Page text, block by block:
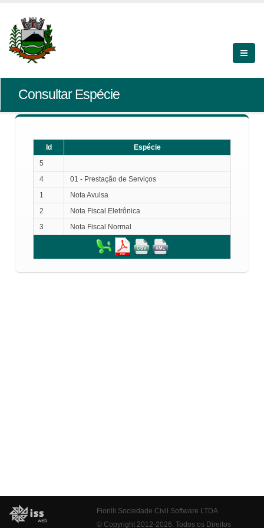
Consultar Espécie
Id
Espécie
5
4
01 - Prestação de Serviços
1
Nota Avulsa
2
Nota Fiscal Eletrônica
3
Nota Fiscal Normal
Fiorilli Sociedade Civil Software LTDA
© Copyright 2012-2026. Todos os Direitos